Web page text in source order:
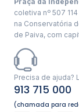
coletiva nº 507
na Conservatória
de Paiva, com
Precisa de ajuda?
913 715 000
(chamada para